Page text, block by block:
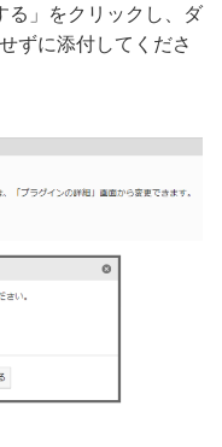
る」をクリックし、ダ
ずに添付してくださ